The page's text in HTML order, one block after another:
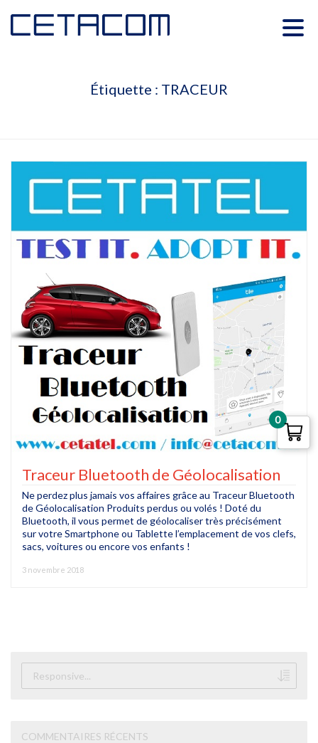
Étiquette : TRACEUR
Traceur Bluetooth de Géolocalisation
Ne perdez plus jamais vos affaires grâce au Traceur Bluetooth
de Géolocalisation Produits perdus ou volés ! Doté du
Bluetooth, il vous permet de géolocaliser très précisément
sur votre Smartphone ou Tablette l’emplacement de vos clefs,
sacs, voitures ou encore vos enfants !
3 novembre 2018
COMMENTAIRES RÉCENTS
0